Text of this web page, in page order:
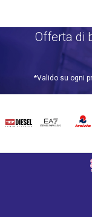
Offerta di
*Valido su ogni
DIESEL EA7